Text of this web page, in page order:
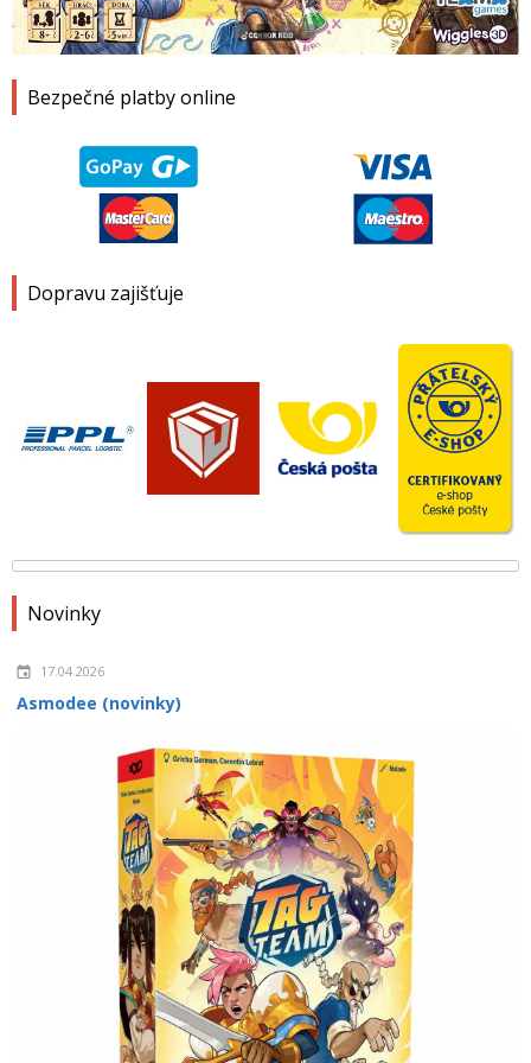
Bezpečné platby online
Dopravu zajišťuje
Novinky
17.04.2026
Asmodee (novinky)